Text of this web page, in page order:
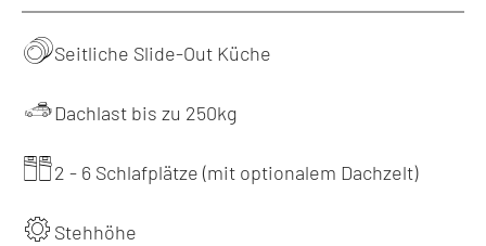
Seitliche Slide-Out Küche
Dachlast bis zu 250kg
2 - 6 Schlafplätze (mit optionalem Dachzelt)
Stehhöhe